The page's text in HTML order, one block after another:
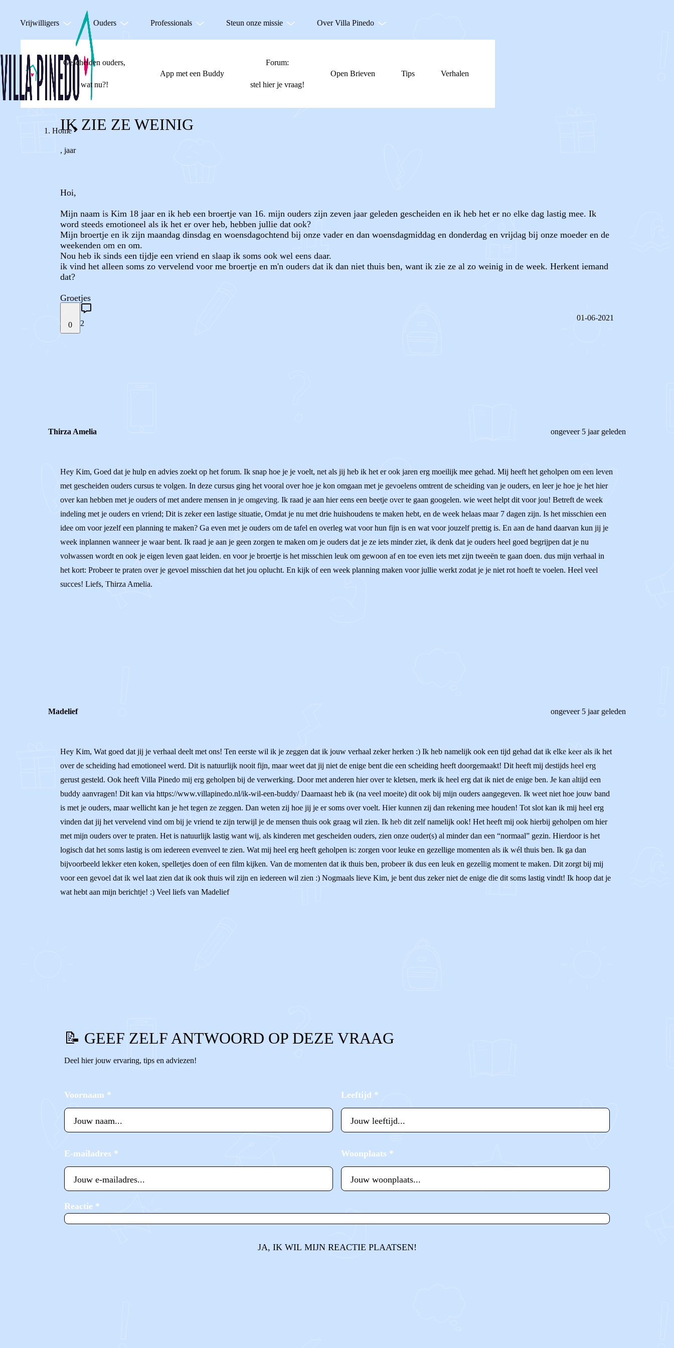
Vrijwilligers Ouders Professionals Steun onze missie Over Villa Pinedo
Gescheiden ouders,
wat nu?!
App met een Buddy
Forum:
stel hier je vraag!
Open Brieven Tips Verhalen
Home
IK ZIE ZE WEINIG
, jaar
Hoi,
Mijn naam is Kim 18 jaar en ik heb een broertje van 16. mijn ouders zijn zeven jaar geleden gescheiden en ik heb het er no elke dag lastig mee. Ik
word steeds emotioneel als ik het er over heb, hebben jullie dat ook?
Mijn broertje en ik zijn maandag dinsdag en woensdagochtend bij onze vader en dan woensdagmiddag en donderdag en vrijdag bij onze moeder en de
weekenden om en om.
Nou heb ik sinds een tijdje een vriend en slaap ik soms ook wel eens daar.
ik vind het alleen soms zo vervelend voor me broertje en m'n ouders dat ik dan niet thuis ben, want ik zie ze al zo weinig in de week. Herkent iemand
dat?
Groetjes
0 2
01-06-2021
Thirza Amelia ongeveer 5 jaar geleden
Hey Kim, Goed dat je hulp en advies zoekt op het forum. Ik snap hoe je je voelt, net als jij heb ik het er ook jaren erg moeilijk mee gehad. Mij heeft het geholpen om een leven
met gescheiden ouders cursus te volgen. In deze cursus ging het vooral over hoe je kon omgaan met je gevoelens omtrent de scheiding van je ouders, en leer je hoe je het hier
over kan hebben met je ouders of met andere mensen in je omgeving. Ik raad je aan hier eens een beetje over te gaan googelen. wie weet helpt dit voor jou! Betreft de week
indeling met je ouders en vriend; Dit is zeker een lastige situatie, Omdat je nu met drie huishoudens te maken hebt, en de week helaas maar 7 dagen zijn. Is het misschien een
idee om voor jezelf een planning te maken? Ga even met je ouders om de tafel en overleg wat voor hun fijn is en wat voor jouzelf prettig is. En aan de hand daarvan kun jij je
week inplannen wanneer je waar bent. Ik raad je aan je geen zorgen te maken om je ouders dat je ze iets minder ziet, ik denk dat je ouders heel goed begrijpen dat je nu
volwassen wordt en ook je eigen leven gaat leiden. en voor je broertje is het misschien leuk om gewoon af en toe even iets met zijn tweeën te gaan doen. dus mijn verhaal in
het kort: Probeer te praten over je gevoel misschien dat het jou oplucht. En kijk of een week planning maken voor jullie werkt zodat je je niet rot hoeft te voelen. Heel veel
succes! Liefs, Thirza Amelia.
Madelief ongeveer 5 jaar geleden
Hey Kim, Wat goed dat jij je verhaal deelt met ons! Ten eerste wil ik je zeggen dat ik jouw verhaal zeker herken :) Ik heb namelijk ook een tijd gehad dat ik elke keer als ik het
over de scheiding had emotioneel werd. Dit is natuurlijk nooit fijn, maar weet dat jij niet de enige bent die een scheiding heeft doorgemaakt! Dit heeft mij destijds heel erg
gerust gesteld. Ook heeft Villa Pinedo mij erg geholpen bij de verwerking. Door met anderen hier over te kletsen, merk ik heel erg dat ik niet de enige ben. Je kan altijd een
buddy aanvragen! Dit kan via https://www.villapinedo.nl/ik-wil-een-buddy/ Daarnaast heb ik (na veel moeite) dit ook bij mijn ouders aangegeven. Ik weet niet hoe jouw band
is met je ouders, maar wellicht kan je het tegen ze zeggen. Dan weten zij hoe jij je er soms over voelt. Hier kunnen zij dan rekening mee houden! Tot slot kan ik mij heel erg
vinden dat jij het vervelend vind om bij je vriend te zijn terwijl je de mensen thuis ook graag wil zien. Ik heb dit zelf namelijk ook! Het heeft mij ook hierbij geholpen om hier
met mijn ouders over te praten. Het is natuurlijk lastig want wij, als kinderen met gescheiden ouders, zien onze ouder(s) al minder dan een “normaal” gezin. Hierdoor is het
logisch dat het soms lastig is om iedereen evenveel te zien. Wat mij heel erg heeft geholpen is: zorgen voor leuke en gezellige momenten als ik wél thuis ben. Ik ga dan
bijvoorbeeld lekker eten koken, spelletjes doen of een film kijken. Van de momenten dat ik thuis ben, probeer ik dus een leuk en gezellig moment te maken. Dit zorgt bij mij
voor een gevoel dat ik wel laat zien dat ik ook thuis wil zijn en iedereen wil zien :) Nogmaals lieve Kim, je bent dus zeker niet de enige die dit soms lastig vindt! Ik hoop dat je
wat hebt aan mijn berichtje! :) Veel liefs van Madelief
📝 GEEF ZELF ANTWOORD OP DEZE VRAAG
Deel hier jouw ervaring, tips en adviezen!
Voornaam * Leeftijd *
E-mailadres * Woonplaats *
Reactie *
JA, IK WIL MIJN REACTIE PLAATSEN!